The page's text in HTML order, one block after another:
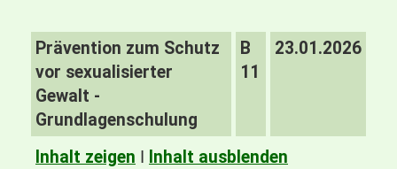
Prävention zum Schutz
vor sexualisierter
Gewalt -
Grundlagenschulung
B
11
23.01.2026
Inhalt zeigen I Inhalt ausblenden